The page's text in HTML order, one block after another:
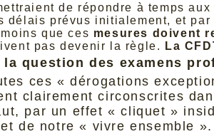
de répondre à temps
délais prévus initialement, et
que ces mesures doivent
pas devenir la règle.
La
la question des examens
ces « dérogations
clairement circonscrites
par un effet « cliquet »
de notre « vivre ensemble ».